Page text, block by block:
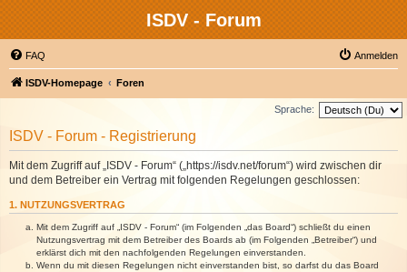
ISDV - Forum
FAQ Anmelden
ISDV-Homepage Foren
Sprache:
ISDV - Forum - Registrierung
Mit dem Zugriff auf „ISDV - Forum“ („https://isdv.net/forum“) wird zwischen dir
und dem Betreiber ein Vertrag mit folgenden Regelungen geschlossen:
1. NUTZUNGSVERTRAG
Mit dem Zugriff auf „ISDV - Forum“ (im Folgenden „das Board“) schließt du einen
Nutzungsvertrag mit dem Betreiber des Boards ab (im Folgenden „Betreiber“) und
erklärst dich mit den nachfolgenden Regelungen einverstanden.
Wenn du mit diesen Regelungen nicht einverstanden bist, so darfst du das Board